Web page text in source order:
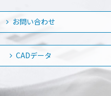
お問い合わせ
CADデータ